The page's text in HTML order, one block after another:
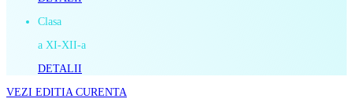
Clasa
a XI-XII-a
DETALII
VEZI EDITIA CURENTA